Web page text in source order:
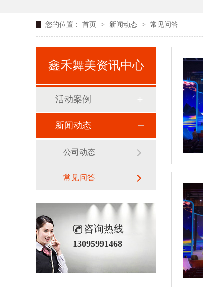
您的位置： 首页 > 新闻动态 > 常见问答
鑫禾舞美资讯中心
活动案例
新闻动态
公司动态
常见问答
咨询热线
13095991468